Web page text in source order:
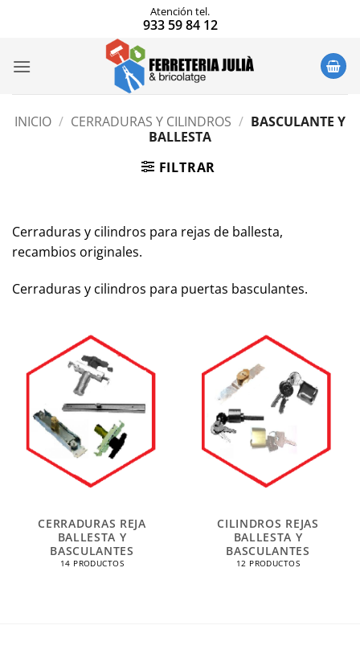
Atención tel.
933 59 84 12
INICIO / CERRADURAS Y CILINDROS / BASCULANTE Y
BALLESTA
FILTRAR
Cerraduras y cilindros para rejas de ballesta,
recambios originales.
Cerraduras y cilindros para puertas basculantes.
CERRADURAS REJA
BALLESTA Y
BASCULANTES
14 PRODUCTOS
CILINDROS REJAS
BALLESTA Y
BASCULANTES
12 PRODUCTOS